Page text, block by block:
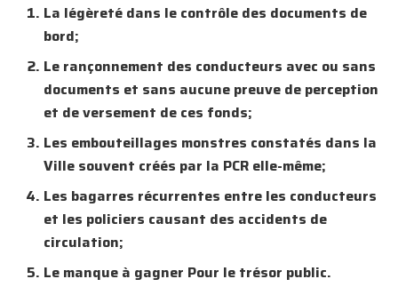
La légèreté dans le contrôle des documents de
bord;
Le rançonnement des conducteurs avec ou sans
documents et sans aucune preuve de perception
et de versement de ces fonds;
Les embouteillages monstres constatés dans la
Ville souvent créés par la PCR elle-même;
Les bagarres récurrentes entre les conducteurs
et les policiers causant des accidents de
circulation;
Le manque à gagner Pour le trésor public.